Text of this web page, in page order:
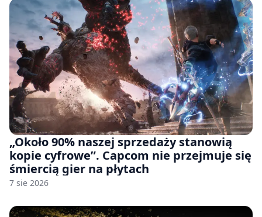
„Około 90% naszej sprzedaży stanowią
kopie cyfrowe”. Capcom nie przejmuje się
śmiercią gier na płytach
7 sie 2026